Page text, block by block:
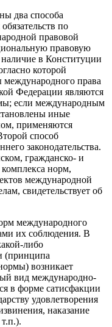
два способа
по
правовой
правовую
в Конституции
которой
права
Федерации являются
если международным
иные
применяются
способ
законодательства.
гражданско- и
норм,
международной
свидетельствует об
международного
их соблюдения. В
либо
(принципа
возникает
вид международно-
в форме сатисфакции
удовлетворения
наказание